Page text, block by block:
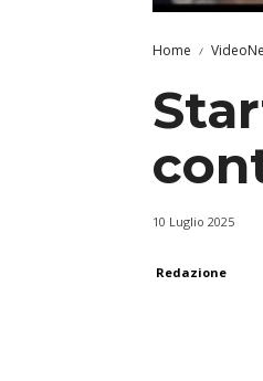
Home
10 Luglio 2025
Redazione